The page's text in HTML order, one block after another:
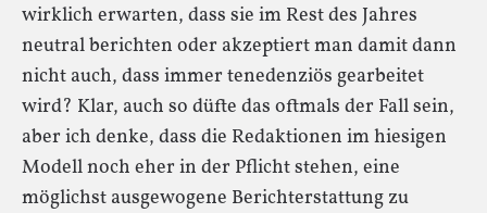
wirklich erwarten, dass sie im Rest des Jahres
neutral berichten oder akzeptiert man damit dann
nicht auch, dass immer tenedenziös gearbeitet
wird? Klar, auch so düfte das oftmals der Fall sein,
aber ich denke, dass die Redaktionen im hiesigen
Modell noch eher in der Pflicht stehen, eine
möglichst ausgewogene Berichterstattung zu